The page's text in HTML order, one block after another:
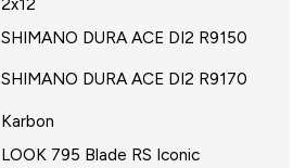
SHIMANO DURA ACE DI2 R9150
SHIMANO DURA ACE DI2 R9170
Karbon
LOOK 795 Blade RS Iconic